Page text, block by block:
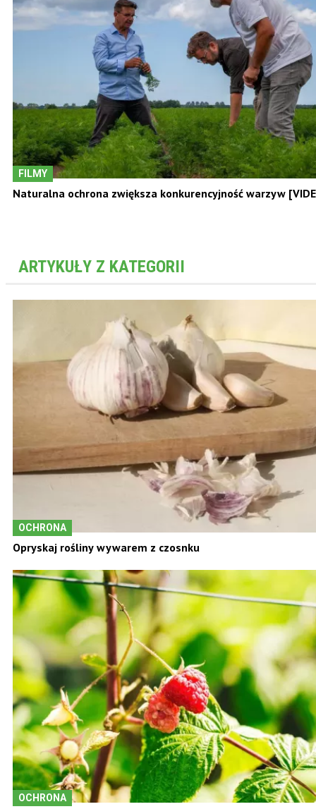
FILMY
Naturalna ochrona zwiększa konkurencyjność warzyw
ARTYKUŁY Z KATEGORII
OCHRONA
Opryskaj rośliny wywarem z czosnku
OCHRONA